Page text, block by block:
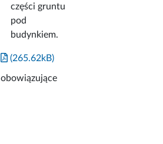
części gruntu
pod
budynkiem.
(265.62kB)
obowiązujące